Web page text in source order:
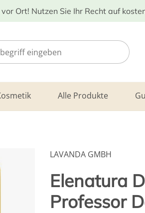
Ort! Nutzen Sie Ihr Recht auf
Alle Produkte
LAVANDA GMBH
Elenatura
Professor